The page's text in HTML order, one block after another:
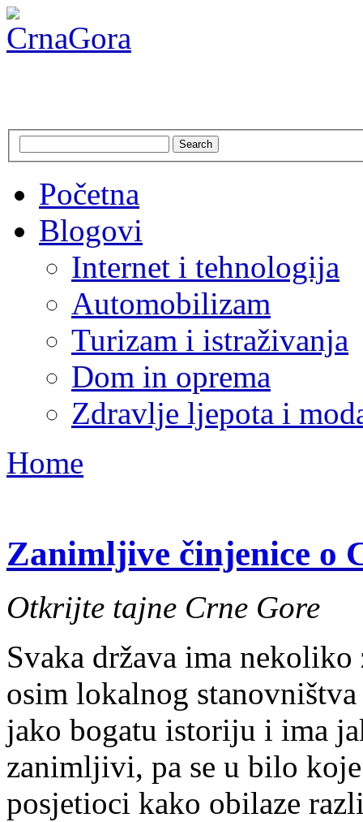
Search
Početna
Blogovi
Internet i tehnologija
Automobilizam
Turizam i istraživanja
Dom in oprema
Zdravlje ljepota i
Home
Zanimljive činjenice o
Otkrijte tajne Crne Gore
Svaka država ima
osim lokalnog
jako bogatu istoriju i ima
zanimljivi, pa se u bilo
posjetioci kako obilaze